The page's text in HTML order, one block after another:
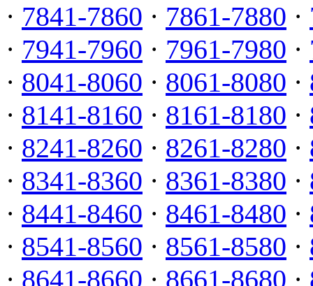
· 7841-7860 · 7861-7880 ·
· 7941-7960 · 7961-7980 ·
· 8041-8060 · 8061-8080 ·
· 8141-8160 · 8161-8180 ·
· 8241-8260 · 8261-8280 ·
· 8341-8360 · 8361-8380 ·
· 8441-8460 · 8461-8480 ·
· 8541-8560 · 8561-8580 ·
· 8641-8660 · 8661-8680 ·